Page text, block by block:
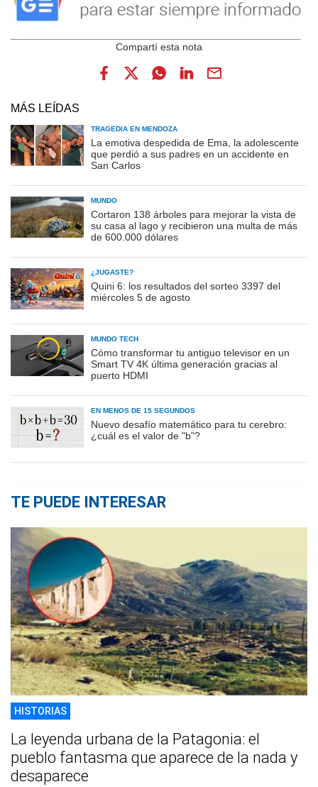
MÁS LEÍDAS
TRAGEDIA EN MENDOZA
La emotiva despedida de Ema, la adolescente
que perdió a sus padres en un accidente en
San Carlos
MUNDO
Cortaron 138 árboles para mejorar la vista de
su casa al lago y recibieron una multa de más
de 600.000 dólares
¿JUGASTE?
Quini 6: los resultados del sorteo 3397 del
miércoles 5 de agosto
MUNDO TECH
Cómo transformar tu antiguo televisor en un
Smart TV 4K última generación gracias al
puerto HDMI
EN MENOS DE 15 SEGUNDOS
Nuevo desafío matemático para tu cerebro:
¿cuál es el valor de "b"?
TE PUEDE INTERESAR
HISTORIAS
La leyenda urbana de la Patagonia: el
pueblo fantasma que aparece de la nada y
desaparece